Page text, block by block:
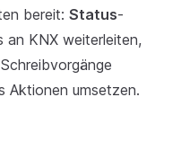
bereit: Status-
an KNX weiterleiten,
Aktionen umsetzen.